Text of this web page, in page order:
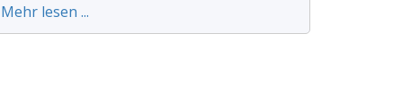
Mehr lesen ...